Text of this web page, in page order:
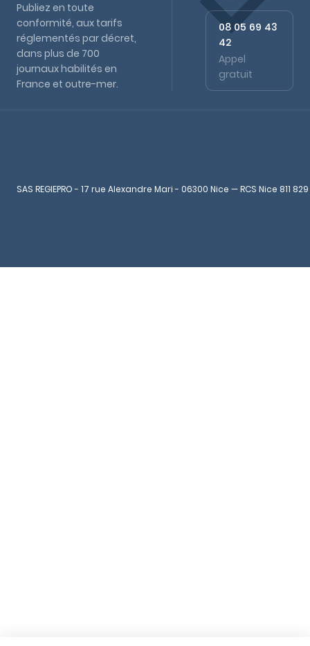
Publiez en toute
conformité, aux tarifs
réglementés par décret,
dans plus de 700
journaux habilités en
France et outre-mer.
08 05 69 43
42
Appel
gratuit
SAS REGIEPRO - 17 rue Alexandre Mari - 06300 Nice — RCS Nice 811